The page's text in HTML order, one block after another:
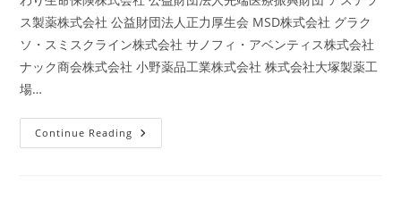
ス製薬株式会社 公益財団法人正力厚生会 MSD株式会社 グラク
ソ・スミスクライン株式会社 サノフィ・アベンティス株式会社
ナック商会株式会社 小野薬品工業株式会社 株式会社大塚製薬工
場…
Continue Reading ご
支